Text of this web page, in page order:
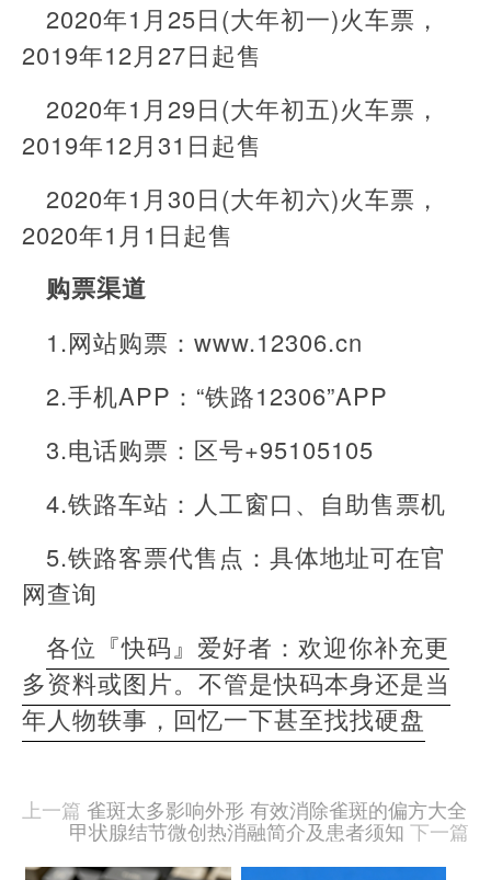
2020年1月25日(大年初一)火车票，
2019年12月27日起售
2020年1月29日(大年初五)火车票，
2019年12月31日起售
2020年1月30日(大年初六)火车票，
2020年1月1日起售
购票渠道
1.网站购票：www.12306.cn
2.手机APP：“铁路12306”APP
3.电话购票：区号+95105105
4.铁路车站：人工窗口、自助售票机
5.铁路客票代售点：具体地址可在官
网查询
各位『快码』爱好者：欢迎你补充更
多资料或图片。不管是快码本身还是当
年人物轶事，回忆一下甚至找找硬盘
由
羊
喜
上一篇 雀斑太多影响外形 有效消除雀斑的偏方大全
甲状腺结节微创热消融简介及患者须知 下一篇